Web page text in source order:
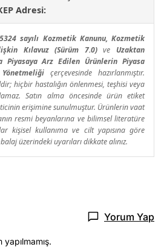
Adresi:
5324 sayılı Kozmetik Kanunu, Kozmetik
Kılavuz (Sürüm 7.0)ve Uzaktan
Piyasaya Arz Edilen Ürünlerin Piyasa
çerçevesinde hazırlanmıştır.
hiçbir hastalığın önlenmesi, teşhisi veya
Satın alma öncesinde ürün etiket
erişimine sunulmuştur. Ürünlerin vaat
resmi beyanlarına ve bilimsel literatüre
kişisel kullanıma ve cilt yapısına göre
üzerindeki uyarıları dikkate alınız.
Yorum Yap